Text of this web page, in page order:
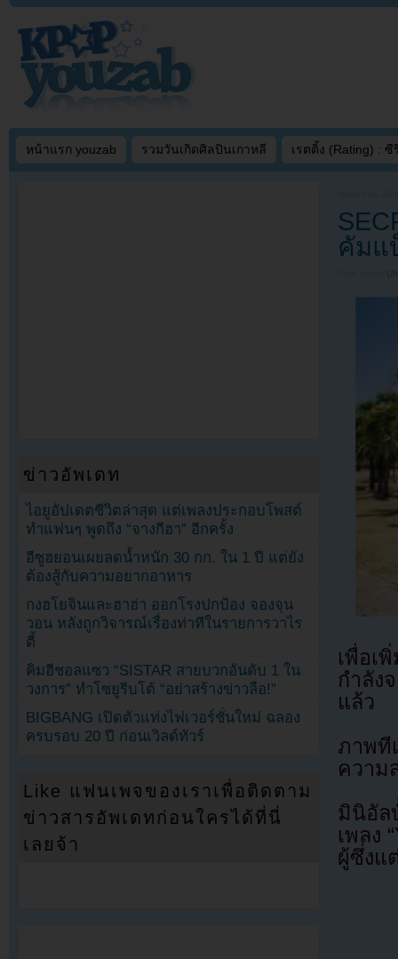
หน้าแรก youzab รวมวันเกิดศิลปินเกาหลี เรตติ้ง (Rating) : ซี
คัมแ
เพื่อเ
กำลัง
แล้ว
ภาพที
ความ
มินิอัล
เพลง
ผู้ซึ่งแ
ข่าวอัพเดท
ไอยูอัปเดตชีวิตล่าสุด แต่เพลงประกอบโพสต์
ทำแฟนๆ พูดถึง “จางกีฮา” อีกครั้ง
อีซูฮยอนเผยลดน้ำหนัก 30 กก. ใน 1 ปี แต่ยัง
ต้องสู้กับความอยากอาหาร
กงฮโยจินและฮาฮ่า ออกโรงปกป้อง จองจุน
วอน หลังถูกวิจารณ์เรื่องท่าทีในรายการวาไร
ตี้
คิมฮีชอลแซว “SISTAR สายบวกอันดับ 1 ใน
วงการ” ทำโซยูรีบโต้ “อย่าสร้างข่าวลือ!”
BIGBANG เปิดตัวแท่งไฟเวอร์ชั่นใหม่ ฉลอง
ครบรอบ 20 ปี ก่อนเวิลด์ทัวร์
Like แฟนเพจของเราเพื่อติดตาม
ข่าวสารอัพเดทก่อนใครได้ที่นี่
เลยจ้า